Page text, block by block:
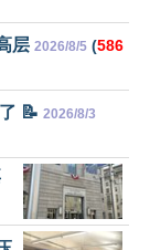
层 2026/8/5 (586
📝 2026/8/3